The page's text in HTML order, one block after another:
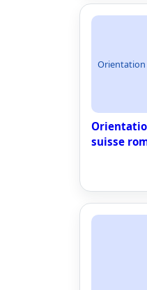
Orientation
suisse